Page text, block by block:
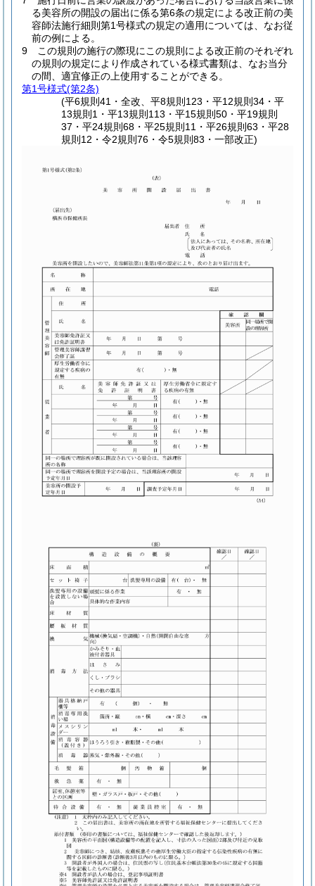
る美容所の開設の届出に係る第6条の規定による改正前の美
容師法施行細則第1号様式の規定の適用については、なお従
前の例による。
9
この規則の施行の際現にこの規則による改正前のそれぞれ
の規則の規定により作成されている様式書類は、なお当分
の間、適宜修正の上使用することができる。
第1号様式(第2条)
(平6規則41・全改、平8規則123・平12規則34・平
13規則1・平13規則113・平15規則50・平19規則
37・平24規則68・平25規則11・平26規則63・平28
規則12・令2規則76・令5規則83・一部改正)